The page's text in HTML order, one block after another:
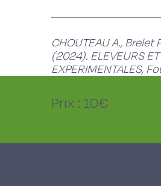
CHOUTEAU A., Brelet
(2024). ELEVEURS ET
EXPERIMENTALES,
Prix : 10€